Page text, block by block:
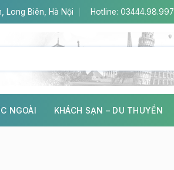
Long Biên, Hà Nội Hotline: 03444.98.997
NGOÀI KHÁCH SẠN – DU THUYỀN